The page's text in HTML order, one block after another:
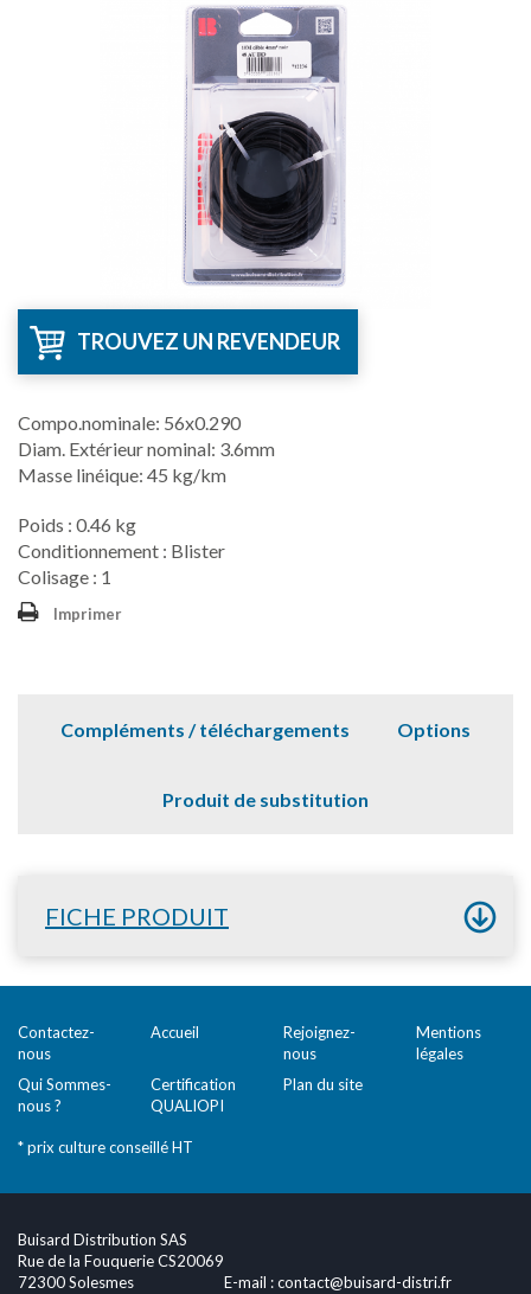
TROUVEZ UN REVENDEUR
Compo.nominale: 56x0.290
Diam. Extérieur nominal: 3.6mm
Masse linéique: 45 kg/km
Poids : 0.46 kg
Conditionnement : Blister
Colisage : 1
Imprimer
Compléments / téléchargements Options
Produit de substitution
FICHE PRODUIT
Contactez-
nous
Accueil
Rejoignez-
nous
Mentions
légales
Qui Sommes-
nous ?
Certification
QUALIOPI
Plan du site
* prix culture conseillé HT
Buisard Distribution SAS
Rue de la Fouquerie CS20069
72300 Solesmes
E-mail :contact@buisard-distri.fr